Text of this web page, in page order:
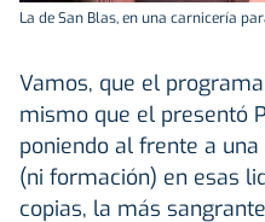
La de San Blas, en una carnicería
Vamos, que el
mismo que el presentó
poniendo al frente a
(ni formación) en esas
copias, la más